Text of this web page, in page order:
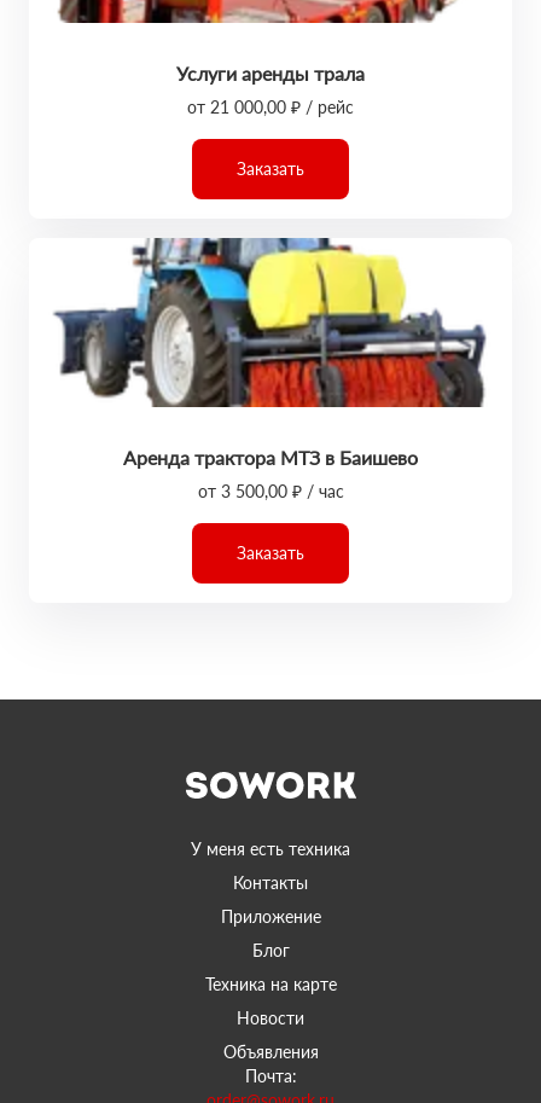
Услуги аренды трала
от 21 000,00 ₽ / рейс
Заказать
Аренда трактора МТЗ в Баишево
от 3 500,00 ₽ / час
Заказать
У меня есть техника
Контакты
Приложение
Блог
Техника на карте
Новости
Объявления
Почта: